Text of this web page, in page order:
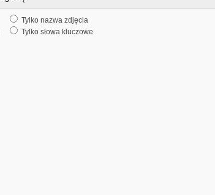
Tylko nazwa zdjęcia
Tylko słowa kluczowe